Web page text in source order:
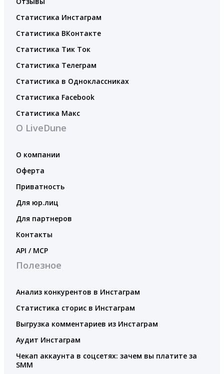
Статистика Инстаграм
Статистика ВКонтакте
Статистика Тик Ток
Статистика Телеграм
Статистика в Одноклассниках
Статистика Facebook
Статистика Макс
О LiveDune
О компании
Оферта
Приватность
Для юр.лиц
Для партнеров
Контакты
API / MCP
Полезное
Анализ конкурентов в Инстаграм
Статистика сторис в Инстаграм
Выгрузка комментариев из Инстаграм
Аудит Инстаграм
Чекап аккаунта в соцсетях: зачем вы платите за
SMM